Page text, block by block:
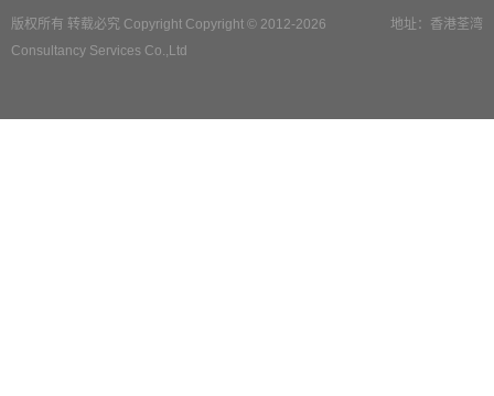
地址：香港荃湾
版权所有 转载必究 Copyright Copyright © 2012-2026
Consultancy Services Co.,Ltd